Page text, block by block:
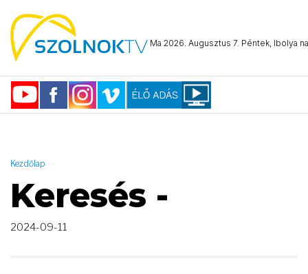
Ma 2026. Augusztus 7. Péntek, Ibolya
"2024-09-11 23:59:59" )
Kezdőlap
Keresés -
2024-09-11